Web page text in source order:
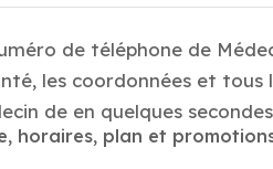
de téléphone de
les coordonnées et
de en quelques
horaires, plan et